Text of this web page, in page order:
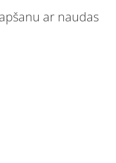
ar naudas